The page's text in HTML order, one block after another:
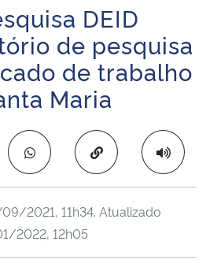
e Abastecimento
DEID
de pesquisa
de trabalho
Maria
Copiar para área
2021, 11h34. Atualizado
2022, 12h05